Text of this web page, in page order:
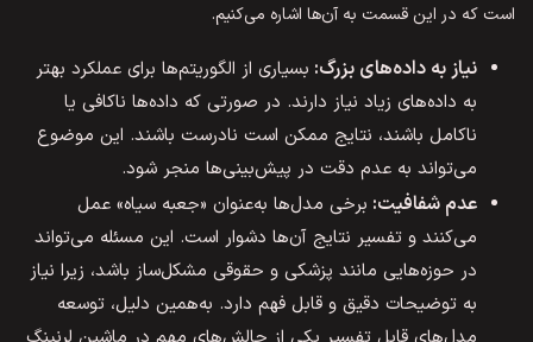
است که در این قسمت به آن‌ها اشاره می‌کنیم.
نیاز به داده‌های بزرگ: بسیاری از الگوریتم‌ها برای عملکرد بهتر
به داده‌های زیاد نیاز دارند. در صورتی که داده‌ها ناکافی یا
ناکامل باشند، نتایج ممکن است نادرست باشند. این موضوع
می‌تواند به عدم دقت در پیش‌بینی‌ها منجر شود.
عدم شفافیت: برخی مدل‌ها به‌عنوان «جعبه سیاه» عمل
می‌کنند و تفسیر نتایج آن‌ها دشوار است. این مسئله می‌تواند
در حوزه‌هایی مانند پزشکی و حقوقی مشکل‌ساز باشد، زیرا نیاز
به توضیحات دقیق و قابل فهم دارد. به‌همین دلیل، توسعه